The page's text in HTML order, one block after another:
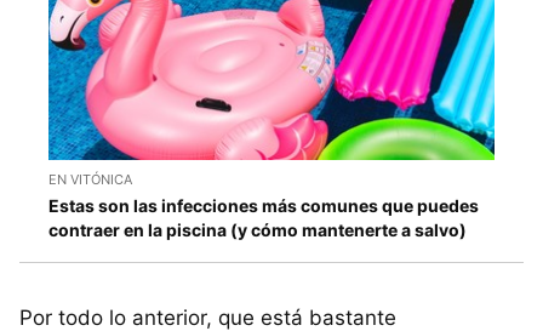
EN VITÓNICA
Estas son las infecciones más comunes que puedes
contraer en la piscina (y cómo mantenerte a salvo)
Por todo lo anterior, que está bastante